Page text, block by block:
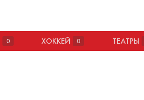
0 ХОККЕЙ 0 ТЕАТРЫ